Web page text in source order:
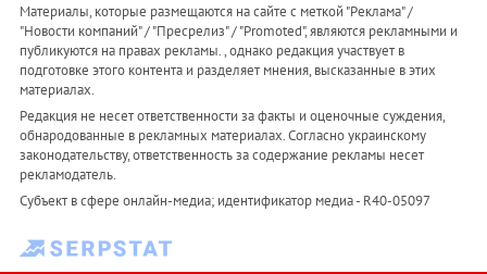
Материалы, которые размещаются на сайте с меткой "Реклама" /
"Новости компаний" / "Пресрелиз" / "Promoted", являются рекламными и
публикуются на правах рекламы. , однако редакция участвует в
подготовке этого контента и разделяет мнения, высказанные в этих
материалах.
Редакция не несет ответственности за факты и оценочные суждения,
обнародованные в рекламных материалах. Согласно украинскому
законодательству, ответственность за содержание рекламы несет
рекламодатель.
Субъект в сфере онлайн-медиа; идентификатор медиа - R40-05097